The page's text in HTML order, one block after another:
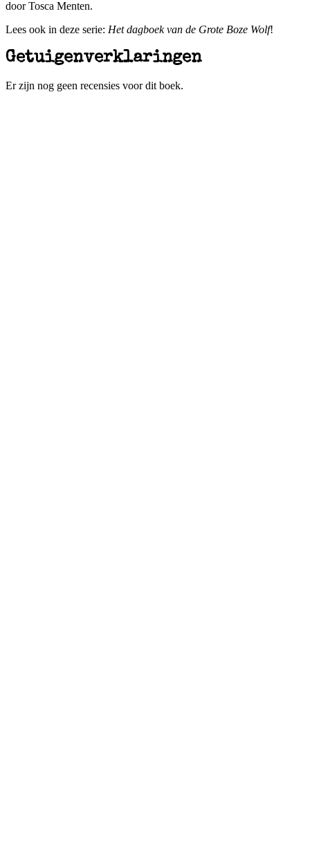
door Tosca Menten.
Lees ook in deze serie: Het dagboek van de Grote Boze Wolf!
Getuigenverklaringen
Er zijn nog geen recensies voor dit boek.